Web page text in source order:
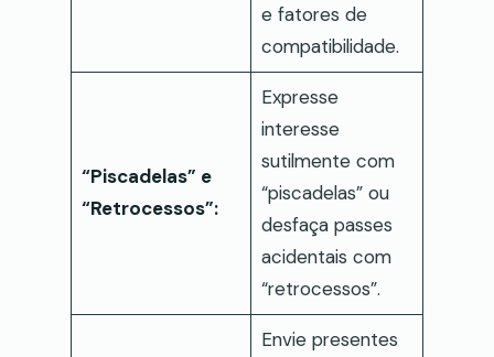
e fatores de
compatibilidade.
“Piscadelas” e
“Retrocessos”:
Expresse
interesse
sutilmente com
“piscadelas” ou
desfaça passes
acidentais com
“retrocessos”.
Envie presentes